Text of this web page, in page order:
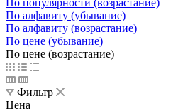
По алфавиту (убывание)
По алфавиту (возрастание)
По цене (убывание)
По цене (возрастание)
Фильтр
Цена